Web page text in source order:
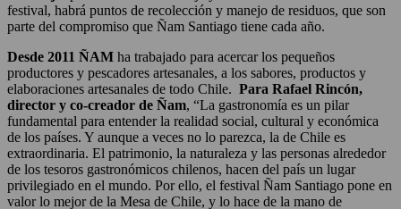
festival, habrá puntos de recolección y manejo de residuos, que son
parte del compromiso que Ñam Santiago tiene cada año.
Desde 2011 ÑAM ha trabajado para acercar los pequeños
productores y pescadores artesanales, a los sabores, productos y
elaboraciones artesanales de todo Chile. Para Rafael Rincón,
director y co-creador de Ñam, “La gastronomía es un pilar
fundamental para entender la realidad social, cultural y económica
de los países. Y aunque a veces no lo parezca, la de Chile es
extraordinaria. El patrimonio, la naturaleza y las personas alrededor
de los tesoros gastronómicos chilenos, hacen del país un lugar
privilegiado en el mundo. Por ello, el festival Ñam Santiago pone en
valor lo mejor de la Mesa de Chile, y lo hace de la mano de